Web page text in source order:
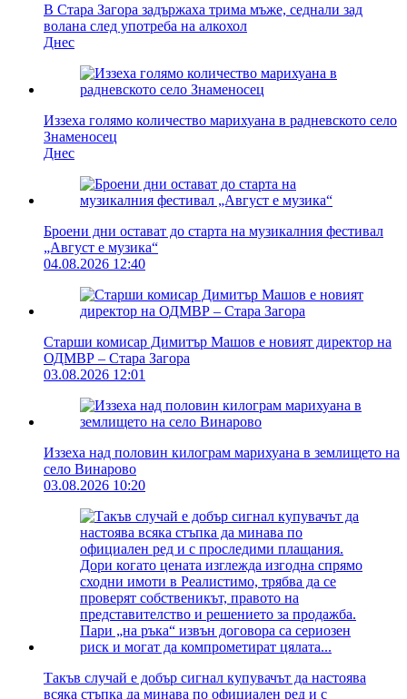
В Стара Загора задържаха трима мъже, седнали зад
волана след употреба на алкохол
Днес
Иззеха голямо количество марихуана в радневското село
Знаменосец
Днес
Броени дни остават до старта на музикалния фестивал
„Август е музика“
04.08.2026 12:40
Старши комисар Димитър Машов е новият директор на
ОДМВР – Стара Загора
03.08.2026 12:01
Иззеха над половин килограм марихуана в землището на
село Винарово
03.08.2026 10:20
Такъв случай е добър сигнал купувачът да настоява
всяка стъпка да минава по официален ред и с